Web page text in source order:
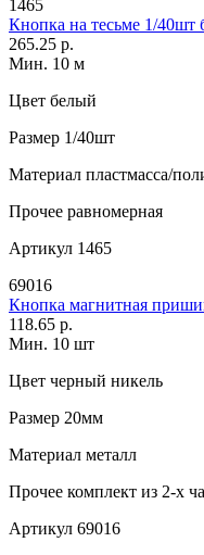
1465
Кнопка на тесьме 1/40шт
265.25 р.
Мин. 10 м
Цвет белый
Размер 1/40шт
Материал пластмасса/
Прочее равномерная
Артикул 1465
69016
Кнопка магнитная
118.65 р.
Мин. 10 шт
Цвет черный никель
Размер 20мм
Материал металл
Прочее комплект из 2-х
Артикул 69016